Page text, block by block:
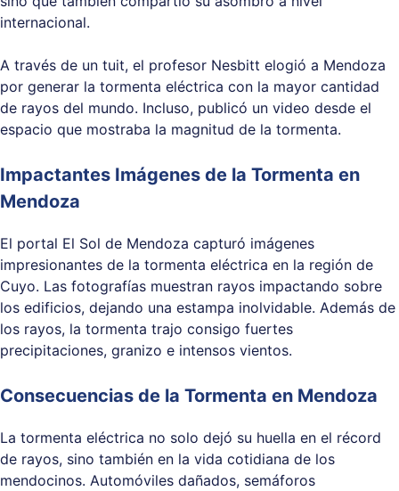
internacional.
A través de un tuit, el profesor Nesbitt elogió a Mendoza
por generar la tormenta eléctrica con la mayor cantidad
de rayos del mundo. Incluso, publicó un video desde el
espacio que mostraba la magnitud de la tormenta.
Impactantes Imágenes de la Tormenta en
Mendoza
El portal El Sol de Mendoza capturó imágenes
impresionantes de la tormenta eléctrica en la región de
Cuyo. Las fotografías muestran rayos impactando sobre
los edificios, dejando una estampa inolvidable. Además de
los rayos, la tormenta trajo consigo fuertes
precipitaciones, granizo e intensos vientos.
Consecuencias de la Tormenta en Mendoza
La tormenta eléctrica no solo dejó su huella en el récord
de rayos, sino también en la vida cotidiana de los
mendocinos. Automóviles dañados, semáforos